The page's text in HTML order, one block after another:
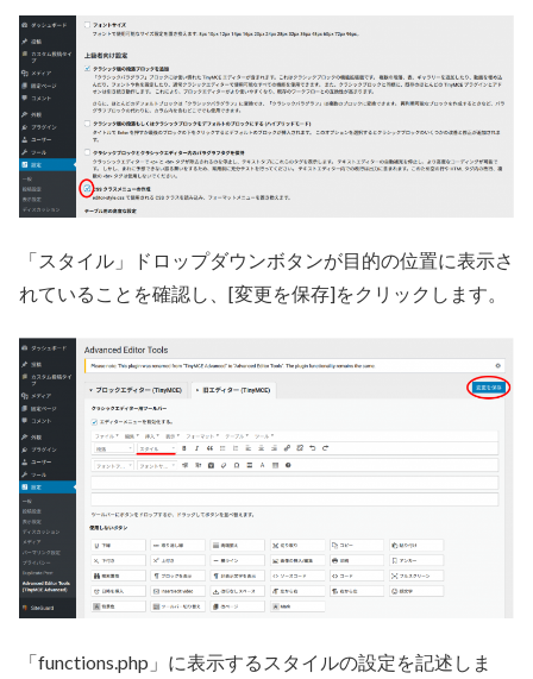
「スタイル」ドロップダウンボタンが目的の位置に表示さ
れていることを確認し、[変更を保存]をクリックします。
「functions.php」に表示するスタイルの設定を記述しま